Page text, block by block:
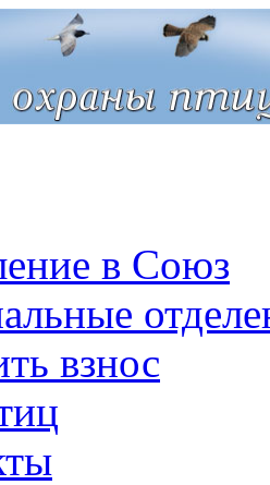
в Союз
взнос